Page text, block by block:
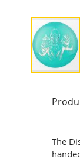
to
images
The